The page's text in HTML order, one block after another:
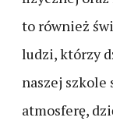
to również
ludzi, którzy
naszej szkole
atmosferę,